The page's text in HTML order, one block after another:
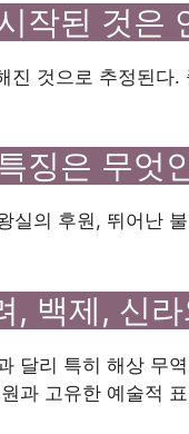
작된 것은
진 것으로 추정된다
징은 무엇
실의 후원, 뛰어난
, 백제, 신
달리 특히 해상 무
과 고유한 예술적